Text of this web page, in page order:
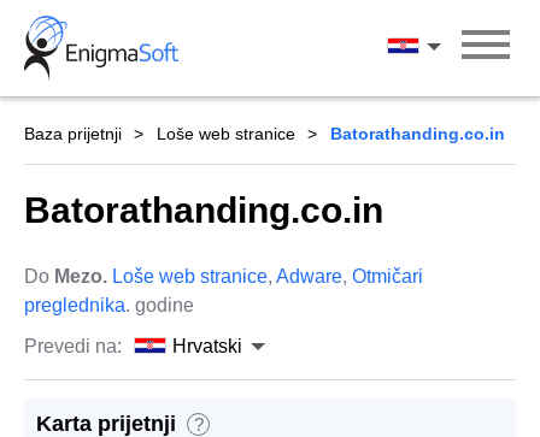
Skip
content
Hrvatski
Baza prijetnji Loše web stranice Batorathanding.co.in
Batorathanding.co.in
Do Mezo. Loše web stranice, Adware, Otmičari
preglednika. godine
Prevedi na:
Hrvatski
Karta prijetnji ?